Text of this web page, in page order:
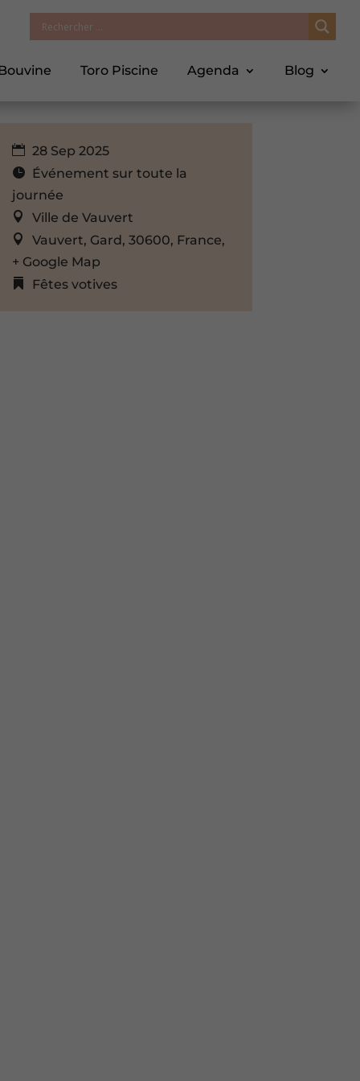
Toro Piscine Agenda Blog
28 Sep 2025
Événement sur toute la
journée
Ville de Vauvert
Vauvert, Gard, 30600, France,
+ Google Map
Fêtes votives